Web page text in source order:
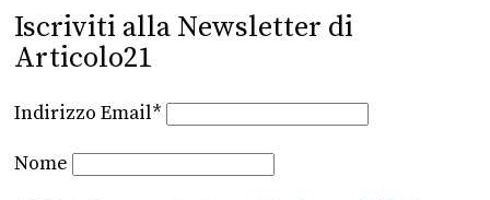
Iscriviti alla Newsletter di
Articolo21
Indirizzo Email*
Nome